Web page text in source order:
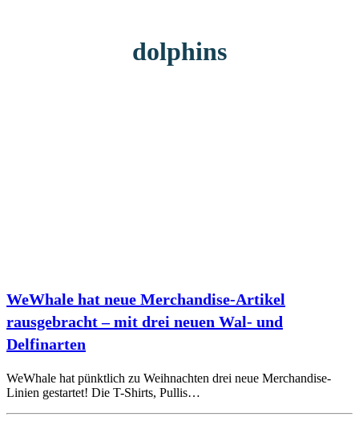
dolphins
WeWhale hat neue Merchandise-Artikel
rausgebracht – mit drei neuen Wal- und
Delfinarten
WeWhale hat pünktlich zu Weihnachten drei neue Merchandise-
Linien gestartet! Die T-Shirts, Pullis…